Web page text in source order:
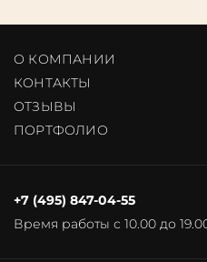
О КОМПАНИИ
КОНТАКТЫ
ОТЗЫВЫ
ПОРТФОЛИО
Время работы с 10.00 до
+7 (495) 847-04-55